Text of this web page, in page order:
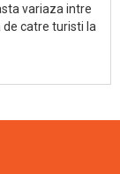
variaza intre
catre turisti la